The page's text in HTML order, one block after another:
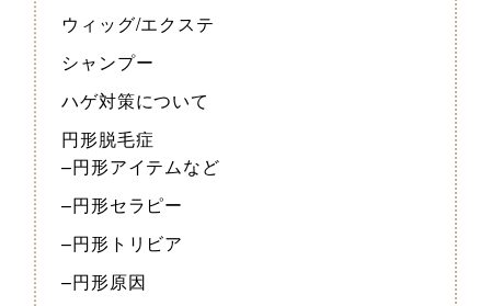
ウィッグ/エクステ
シャンプー
ハゲ対策について
円形脱毛症
–円形アイテムなど
–円形セラピー
–円形トリビア
–円形原因